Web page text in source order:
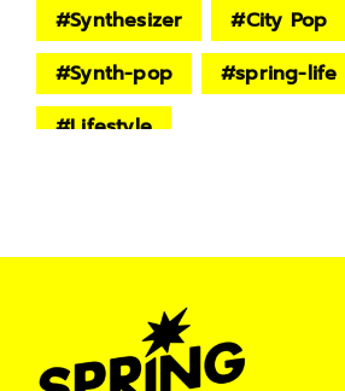
#Synthesizer #City Pop
#Synth-pop #spring-life
#Lifestyle